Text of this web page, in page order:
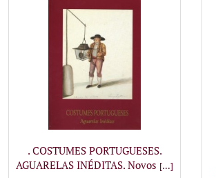
. COSTUMES PORTUGUESES.
AGUARELAS INÉDITAS. Novos [...]